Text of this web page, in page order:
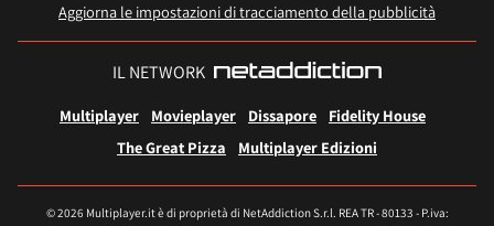
Aggiorna le impostazioni di tracciamento della pubblicità
IL NETWORK
Multiplayer Movieplayer Dissapore
Fidelity House
The Great Pizza
Multiplayer Edizioni
© 2026 Multiplayer.it è di proprietà di NetAddiction S.r.l. REA TR - 80133 - P.iva: